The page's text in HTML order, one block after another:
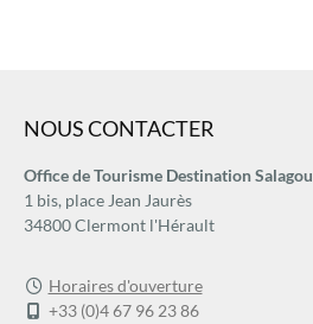
NOUS CONTACTER
Office de Tourisme Destination Salagou
1 bis, place Jean Jaurès
34800 Clermont l'Hérault
Horaires d'ouverture
+33 (0)4 67 96 23 86